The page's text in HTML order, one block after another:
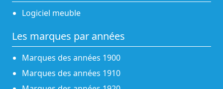
Logiciel meuble
Les marques par années
Marques des années 1900
Marques des années 1910